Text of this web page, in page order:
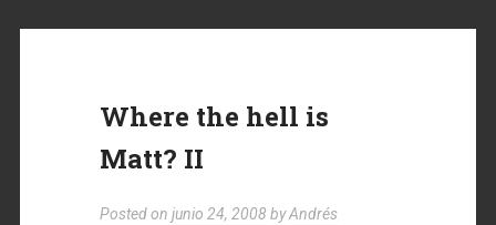
Where the hell is
Matt? II
Posted onjunio 24, 2008 byAndrés